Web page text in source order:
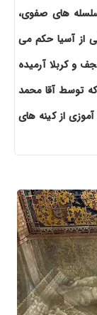
های صفوی،
آسیا حکم می
کربلا آرمیده
آقا محمد
از کینه های